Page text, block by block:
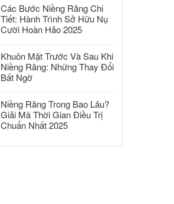
Các Bước Niềng Răng Chi
Tiết: Hành Trình Sở Hữu Nụ
Cười Hoàn Hảo 2025
Khuôn Mặt Trước Và Sau Khi
Niềng Răng: Những Thay Đổi
Bất Ngờ
Niềng Răng Trong Bao Lâu?
Giải Mã Thời Gian Điều Trị
Chuẩn Nhất 2025